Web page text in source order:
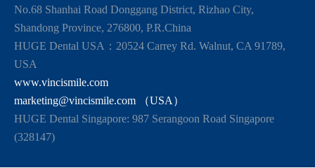
No.68 Shanhai Road Donggang District, Rizhao City,
Shandong Province, 276800, P.R.China
HUGE Dental USA：20524 Carrey Rd. Walnut, CA 91789,
USA
www.vincismile.com
marketing@vincismile.com （USA）
HUGE Dental Singapore: 987 Serangoon Road Singapore
(328147)